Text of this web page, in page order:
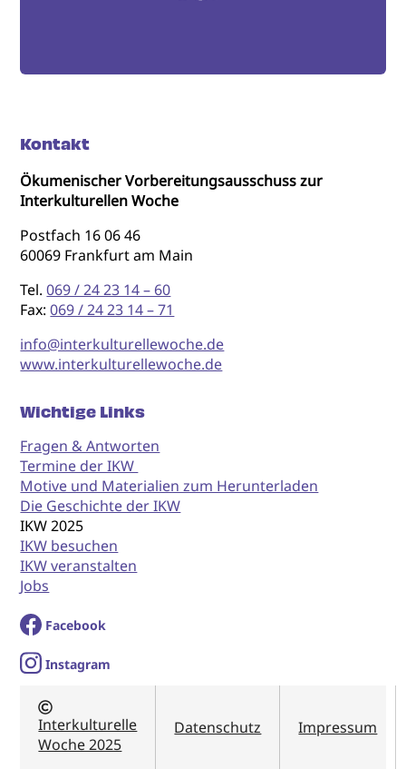
Kontakt
Ökumenischer Vorbereitungsausschuss zur
Interkulturellen Woche
Postfach 16 06 46
60069 Frankfurt am Main
Tel.069 / 24 23 14 – 60
Fax:069 / 24 23 14 – 71
info@interkulturellewoche.de
www.interkulturellewoche.de
Wichtige Links
Fragen & Antworten
Termine der IKW
Motive und Materialien zum Herunterladen
Die Geschichte der IKW
IKW 2025
IKW besuchen
IKW veranstalten
Jobs
Facebook
Instagram
Interkulturelle
Woche 2025
Datenschutz Impressum